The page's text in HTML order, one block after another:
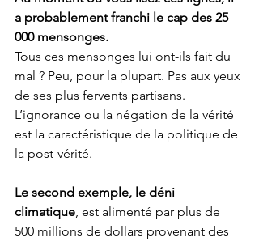
a probablement franchi le cap des 25
000 mensonges.
Tous ces mensonges lui ont-ils fait du
mal ? Peu, pour la plupart. Pas aux yeux
de ses plus fervents partisans.
L’ignorance ou la négation de la vérité
est la caractéristique de la politique de
la post-vérité.
Le second exemple, le déni
climatique, est alimenté par plus de
500 millions de dollars provenant des